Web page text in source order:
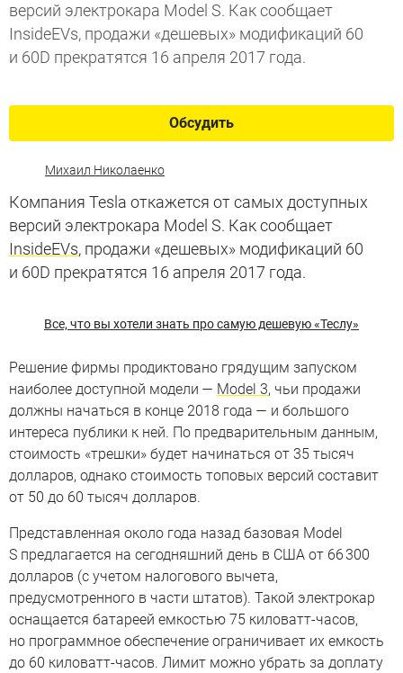
версий электрокара Model S. Как сообщает
InsideEVs, продажи «дешевых» модификаций 60
и 60D прекратятся 16 апреля 2017 года.
Обсудить
Михаил Николаенко
Компания Tesla откажется от самых доступных
версий электрокара Model S. Как сообщает
InsideEVs, продажи «дешевых» модификаций 60
и 60D прекратятся 16 апреля 2017 года.
Все, что вы хотели знать про самую дешевую «Теслу»
Решение фирмы продиктовано грядущим запуском
наиболее доступной модели — Model 3, чьи продажи
должны начаться в конце 2018 года — и большого
интереса публики к ней. По предварительным данным,
стоимость «трешки» будет начинаться от 35 тысяч
долларов, однако стоимость топовых версий составит
от 50 до 60 тысяч долларов.
Представленная около года назад базовая Model
S предлагается на сегодняшний день в США от 66 300
долларов (с учетом налогового вычета,
предусмотренного в части штатов). Такой электрокар
оснащается батареей емкостью 75 киловатт-часов,
но программное обеспечение ограничивает их емкость
до 60 киловатт-часов. Лимит можно убрать за доплату